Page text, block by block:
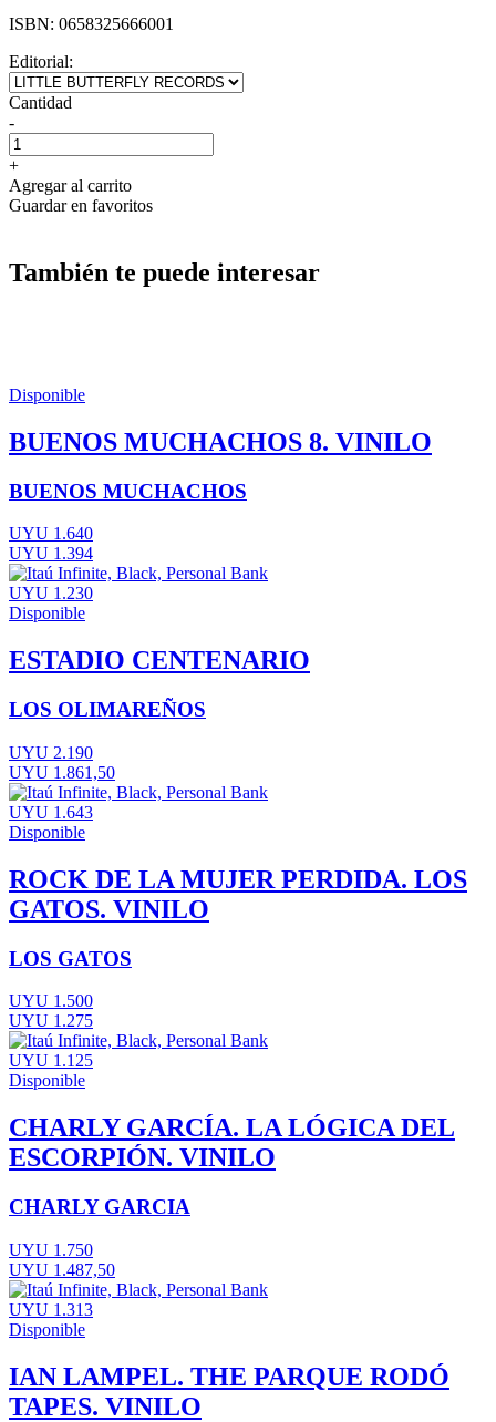
ISBN: 0658325666001
Editorial:
Cantidad
-
+
Agregar al carrito
Guardar en favoritos
También te puede interesar
Disponible
BUENOS MUCHACHOS 8. VINILO
BUENOS MUCHACHOS
UYU 1.640
UYU 1.394
UYU 1.230
Disponible
ESTADIO CENTENARIO
LOS OLIMAREÑOS
UYU 2.190
UYU 1.861,50
UYU 1.643
Disponible
ROCK DE LA MUJER PERDIDA. LOS
GATOS. VINILO
LOS GATOS
UYU 1.500
UYU 1.275
UYU 1.125
Disponible
CHARLY GARCÍA. LA LÓGICA DEL
ESCORPIÓN. VINILO
CHARLY GARCIA
UYU 1.750
UYU 1.487,50
UYU 1.313
Disponible
IAN LAMPEL. THE PARQUE RODÓ
TAPES. VINILO